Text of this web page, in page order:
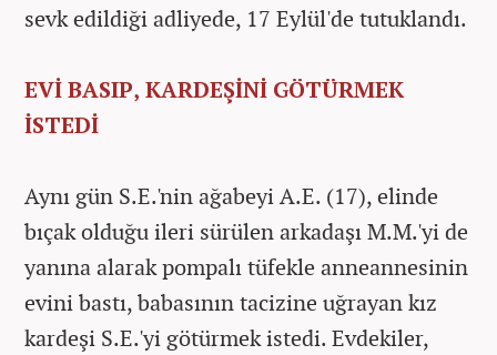
sevk edildiği adliyede, 17 Eylül'de tutuklandı.
EVİ BASIP, KARDEŞİNİ GÖTÜRMEK
İSTEDİ
Aynı gün S.E.'nin ağabeyi A.E. (17), elinde
bıçak olduğu ileri sürülen arkadaşı M.M.'yi de
yanına alarak pompalı tüfekle anneannesinin
evini bastı, babasının tacizine uğrayan kız
kardeşi S.E.'yi götürmek istedi. Evdekiler,